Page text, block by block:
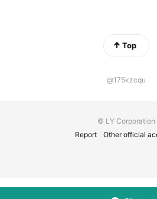
Top
@175kzcqu
© LY Corporation
Report
Other official